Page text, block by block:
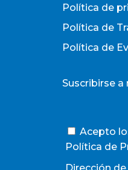
Política de
Política de
Política de
Suscribirse
Acepto
Política de